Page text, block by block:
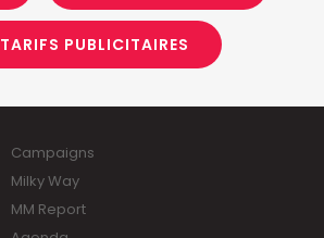
TARIFS PUBLICITAIRES
Campaigns
Milky Way
MM Report